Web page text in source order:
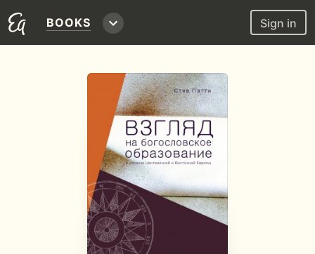
BOOKS Sign in